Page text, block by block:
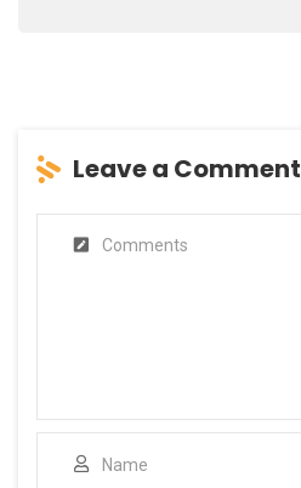
Leave a Comment